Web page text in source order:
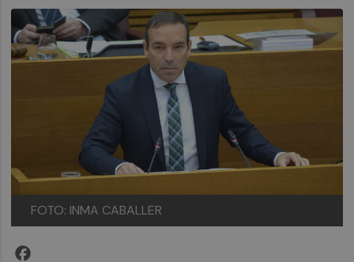
FOTO: INMA CABALLER